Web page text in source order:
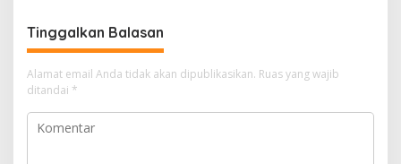
Tinggalkan Balasan
Alamat email Anda tidak akan dipublikasikan. Ruas yang wajib
ditandai *